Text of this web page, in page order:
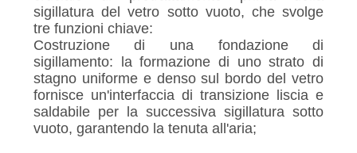
sigillatura del vetro sotto vuoto, che svolge
tre funzioni chiave:
Costruzione di una fondazione di
sigillamento: la formazione di uno strato di
stagno uniforme e denso sul bordo del vetro
fornisce un'interfaccia di transizione liscia e
saldabile per la successiva sigillatura sotto
vuoto, garantendo la tenuta all'aria;